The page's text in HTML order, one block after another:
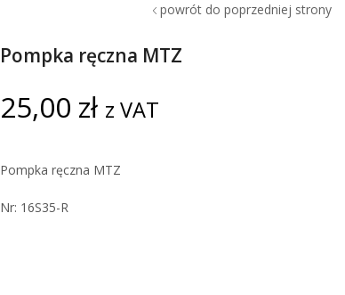
powrót do poprzedniej strony
Pompka ręczna MTZ
25,00 zł z VAT
Pompka ręczna MTZ
Nr: 16S35-R